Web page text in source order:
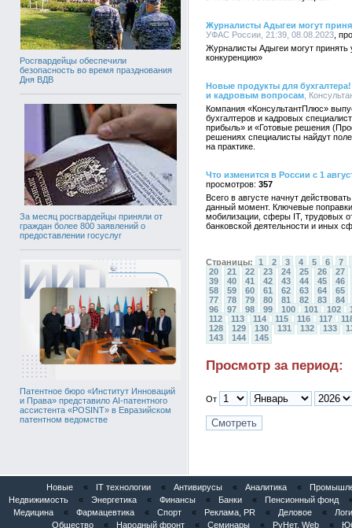
Росгвардейцы обеспечили
безопасность во время празднования
Дня ВДВ
За месяц росгвардейцы приняли от
граждан более 800 заявлений о
предоставлении госуслуг
Патентное бюро «Институт Инноваций
и Права» представило AI-патентного
ассистента «POSINT» в Евразийском
патентном ведомстве
Журналисты Адыгеи могут
УФАС России, 21:39, 08.08.2023
Журналисты Адыгеи могут принять
конкуренцию»
Новые продукты для
и кадровым вопросам ,
Компания «КонсультантПлюс»
бухгалтеров и кадровых
прибыль» и «Готовые решения
решениях специалисты найдут
на практике.
Что изменится в России с 1
357
Всего в августе начнут
данный момент. Ключевые
мобилизации, сферы IT, трудовых
банковской деятельности и иных
Страницы: 1 2 3 4 5 6
7
20
21 22 23 24 25 26
27
39
40 41 42 43 44 45
46
58
59 60 61 62 63 64
65
77
78 79 80 81 82 83
84
96
97 98 99 100 101 102
112
113 114 115 116 117
128
129 130 131 132 133
143
144 145
Просмотр за период:
От
Новые « IT технологии « Антивирусы « Аналитика «
Недвижимость
« Энергетика « Финансы « Банки « Пенсионный фонд
Медицина
« Фармацевтика « Спорт « Реклама, PR « Деловое «
Общество
« Народный фронт « Семинары « РуНет, Web «